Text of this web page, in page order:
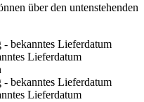
über den untenstehenden
bekanntes Lieferdatum
Lieferdatum
bekanntes Lieferdatum
Lieferdatum